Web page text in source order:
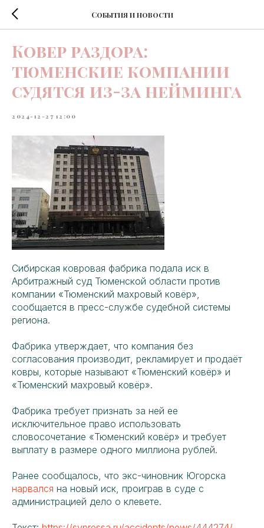
События и новости
Ковер раздора:
тюменские компании
судятся из-за нейминга
2024-12-27 12:00
Сибирская ковровая фабрика подала иск в
Арбитражный суд Тюменской области против
компании «Тюменский махровый ковёр»,
сообщается в пресс-службе судебной системы
региона.
Фабрика утверждает, что компания без
согласования производит, рекламирует и продаёт
ковры, которые называют «Тюменский ковёр» и
«Тюменский махровый ковёр».
Фабрика требует признать за ней ее
исключительное право использовать
словосочетание «Тюменский ковёр» и требует
выплату в размере одного миллиона рублей.
Ранее сообщалось, что экс-чиновник Югорска
нарвался на новый иск, проиграв в суде с
администрацией дело о клевете.